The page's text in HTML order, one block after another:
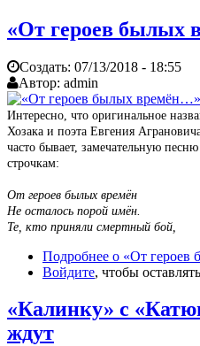
«От героев былых
Создать: 07/13/2018 - 18:55
Автор: admin
Интересно, что оригинальное
Хозака и поэта Евгения
часто бывает, замечательную
строчкам:
От героев былых времён
Не осталось порой имён.
Те, кто приняли смертный бой,
Подробнее о «От героев
Войдите, чтобы
«Калинку» с
ждут